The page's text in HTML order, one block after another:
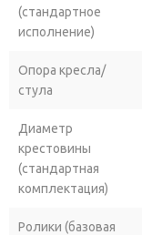
(стандартное
исполнение)
Опора кресла/
стула
Диаметр
крестовины
(стандартная
комплектация)
Ролики (базовая